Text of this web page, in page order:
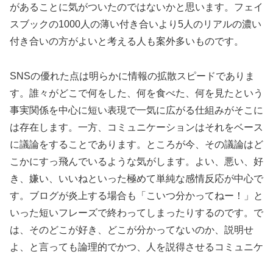
があることに気がついたのではないかと思います。フェイ
スブックの1000人の薄い付き合いより5人のリアルの濃い
付き合いの方がよいと考える人も案外多いものです。
SNSの優れた点は明らかに情報の拡散スピードでありま
す。誰々がどこで何をした、何を食べた、何を見たという
事実関係を中心に短い表現で一気に広がる仕組みがそこに
は存在します。一方、コミュニケーションはそれをベース
に議論をすることであります。ところが今、その議論はど
こかにすっ飛んでいるような気がします。よい、悪い、好
き、嫌い、いいねといった極めて単純な感情反応が中心で
す。ブログが炎上する場合も「こいつ分かってねー！」と
いった短いフレーズで終わってしまったりするのです。で
は、そのどこが好き、どこが分かってないのか、説明せ
よ、と言っても論理的でかつ、人を説得させるコミュニケ